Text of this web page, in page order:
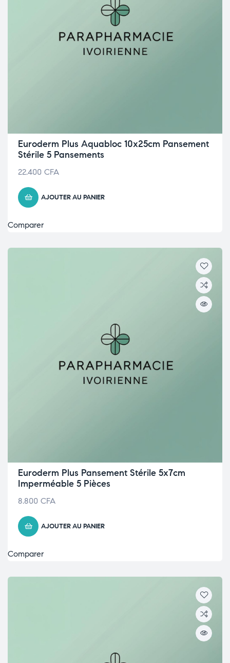
Euroderm Plus Aquabloc 10x25cm Pansement
Stérile 5 Pansements
22.400 CFA
AJOUTER AU PANIER
Comparer
Euroderm Plus Pansement Stérile 5x7cm
Imperméable 5 Pièces
8.800 CFA
AJOUTER AU PANIER
Comparer